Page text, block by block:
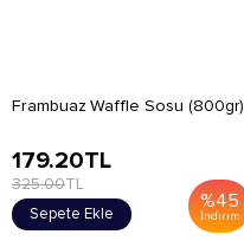
Frambuaz Waffle Sosu (800gr)
%45
İndirim
179.20TL
325.00TL
Sepete Ekle